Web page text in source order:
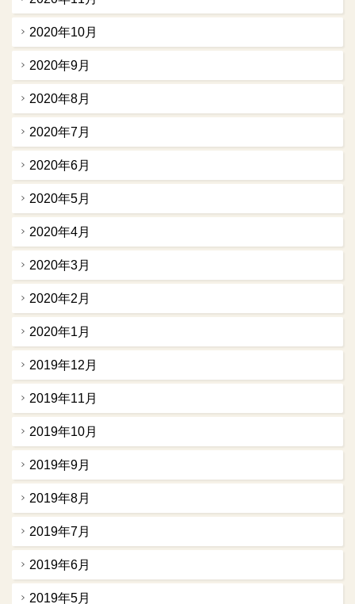
2020年10月
2020年9月
2020年8月
2020年7月
2020年6月
2020年5月
2020年4月
2020年3月
2020年2月
2020年1月
2019年12月
2019年11月
2019年10月
2019年9月
2019年8月
2019年7月
2019年6月
2019年5月